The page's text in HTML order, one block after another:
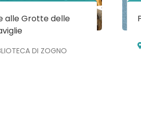
alle Grotte delle
DI ZOGNO